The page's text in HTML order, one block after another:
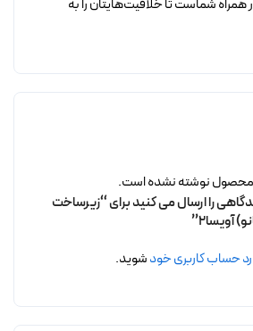
همراه شماست تا خلاقیت‌هایتان را به
محصول نوشته نشده است.
را ارسال می کنید برای “زیرساخت
آویسا2”
حساب کاربری خودشوید.